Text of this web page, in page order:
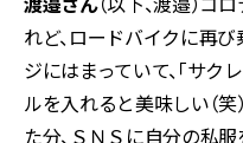
れど、ロードバイクに再
ジにはまっていて、「サク
ルを入れると美味しい（
た分、ＳＮＳに自分の私